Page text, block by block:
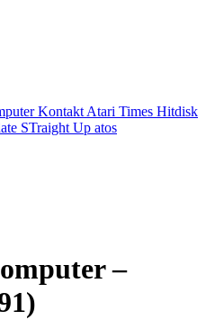
Kontakt Atari Times Hitdisk
STraight Up atos
–